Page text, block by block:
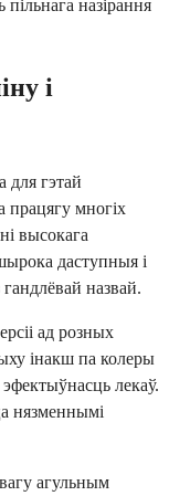
назірання
і
для гэтай
працягу многіх
высокага
даступныя і
назвай.
ад розных
інакш па колеры
лекаў.
нязменнымі
агульным